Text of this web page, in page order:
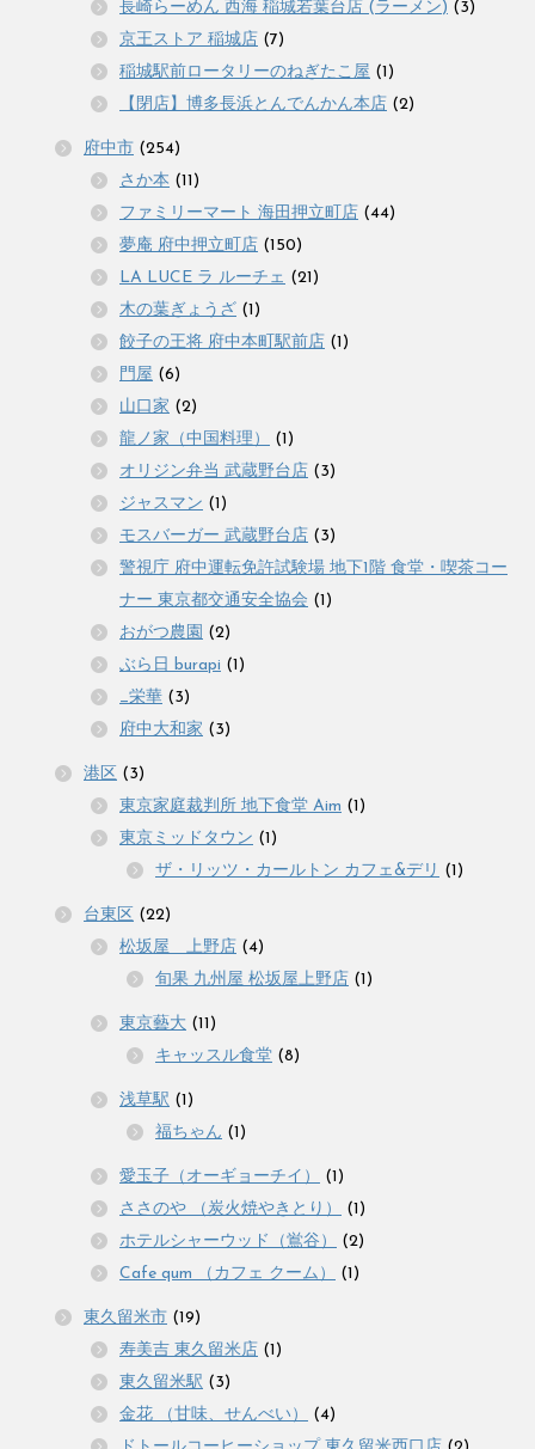
長崎らーめん 西海 稲城若葉台店 (ラーメン) (3)
京王ストア 稲城店 (7)
稲城駅前ロータリーのねぎたこ屋 (1)
【閉店】博多長浜とんでんかん本店 (2)
府中市 (254)
さか本 (11)
ファミリーマート 海田押立町店 (44)
夢庵 府中押立町店 (150)
LA LUCE ラ ルーチェ (21)
木の葉ぎょうざ (1)
餃子の王将 府中本町駅前店 (1)
門屋 (6)
山口家 (2)
龍ノ家（中国料理）
(1)
オリジン弁当 武蔵野台店 (3)
ジャスマン (1)
モスバーガー 武蔵野台店 (3)
警視庁 府中運転免許試験場 地下1階 食堂・喫茶コー
ナー 東京都交通安全協会 (1)
おがつ農園 (2)
ぶら日 burapi (1)
_栄華 (3)
府中大和家 (3)
港区 (3)
東京家庭裁判所 地下食堂 Aim (1)
東京ミッドタウン (1)
ザ・リッツ・カールトン カフェ&デリ (1)
台東区 (22)
松坂屋 上野店 (4)
旬果 九州屋 松坂屋上野店 (1)
東京藝大 (11)
キャッスル食堂 (8)
浅草駅 (1)
福ちゃん (1)
愛玉子（オーギョーチイ）
(1)
ささのや （炭火焼やきとり）
(1)
ホテルシャーウッド（鴬谷）
(2)
Cafe qum （カフェ クーム）
(1)
東久留米市 (19)
寿美吉 東久留米店 (1)
東久留米駅 (3)
金花 （甘味、せんべい）
(4)